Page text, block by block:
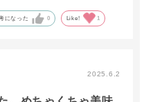
になった 0 Like! 1
2025.6.2